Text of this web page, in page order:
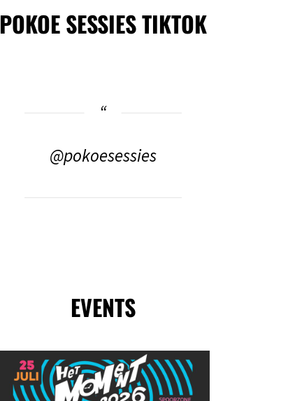
POKOE SESSIES TIKTOK
@pokoesessies
EVENTS